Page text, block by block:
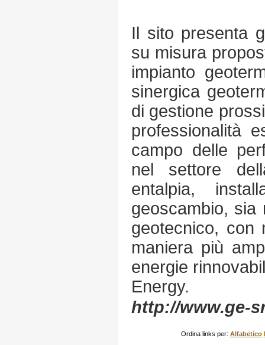
Il sito presenta
su misura
impianto
sinergica
di gestione
professionalità
campo delle
nel settore
entalpia,
geoscambio, sia
geotecnico, con
maniera più
energie
Energy.
http://www.ge-
Ordina links per: Alfabetico